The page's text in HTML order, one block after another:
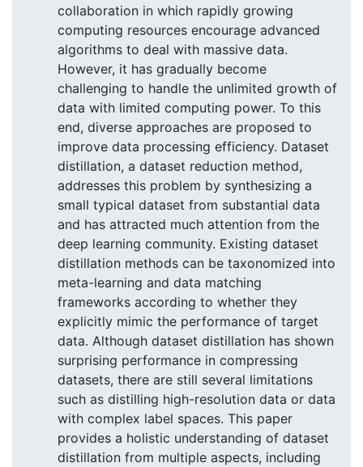
collaboration in which rapidly growing
computing resources encourage advanced
algorithms to deal with massive data.
However, it has gradually become
challenging to handle the unlimited growth of
data with limited computing power. To this
end, diverse approaches are proposed to
improve data processing efficiency. Dataset
distillation, a dataset reduction method,
addresses this problem by synthesizing a
small typical dataset from substantial data
and has attracted much attention from the
deep learning community. Existing dataset
distillation methods can be taxonomized into
meta-learning and data matching
frameworks according to whether they
explicitly mimic the performance of target
data. Although dataset distillation has shown
surprising performance in compressing
datasets, there are still several limitations
such as distilling high-resolution data or data
with complex label spaces. This paper
provides a holistic understanding of dataset
distillation from multiple aspects, including